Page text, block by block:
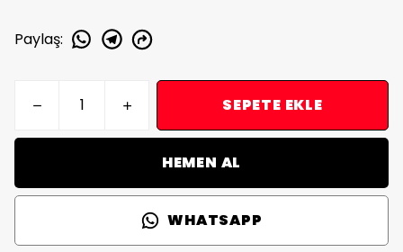
Paylaş:
SEPETE EKLE
HEMEN AL
WHATSAPP